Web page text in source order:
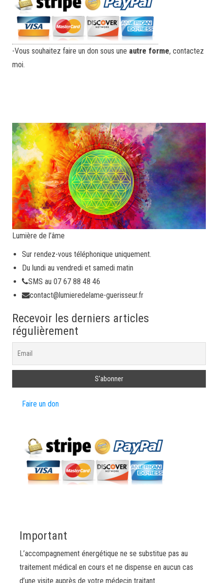
-Vous souhaitez faire un don sous une autre forme, contactez
moi.
Lumière de l’âme
Sur rendez-vous téléphonique uniquement.
Du lundi au vendredi et samedi matin
SMS au 07 67 88 48 46
contact@lumieredelame-guerisseur.fr
Recevoir les derniers articles
régulièrement
Faire un don
Important
L’accompagnement énergétique ne se substitue pas au
traitement médical en cours et ne dispense en aucun cas
d’une visite auprès de votre médecin traitant.